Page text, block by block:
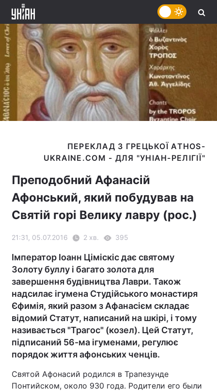
ПЕРЕКЛАД З ГРЕЦЬКОЇ ATHOS-
Преподобний Афанасій
Афонський, який побудував на
Святій горі Велику лавру (рос.)
21:31, 05.07.2016 2 хв. 395
Імператор Іоанн Ціміскіс дає святому
Золоту буллу і багато золота для
завершення будівництва Лаври. Також
надсилає ігумена Студійського монастиря
Єфимія, який разом з Афанасієм складає
відомий Статут, написаний на шкірі, і тому
називається "Трагос" (козел). Цей Статут,
підписаний 56-ма ігуменами, регулює
порядок життя афонських ченців.
Святой Афонасий родился в Трапезунде
Понтийском, около 930 года. Родители его были